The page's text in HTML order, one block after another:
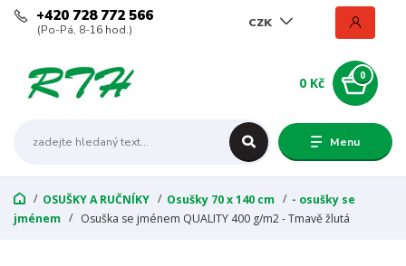
Menu
CZK
+420 728 772 566
(Po-Pá, 8-16 hod.)
0
0 Kč
OSUŠKY A RUČNÍKY Osušky 70 x 140 cm
- osušky se
jménem
Osuška se jménem QUALITY 400 g/m2 - Tmavě žlutá